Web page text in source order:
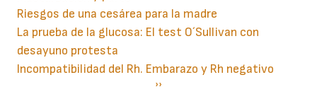
Riesgos de una cesárea para la madre
La prueba de la glucosa: El test O´Sullivan con
desayuno protesta
Incompatibilidad del Rh. Embarazo y Rh negativo
Siguiente
››